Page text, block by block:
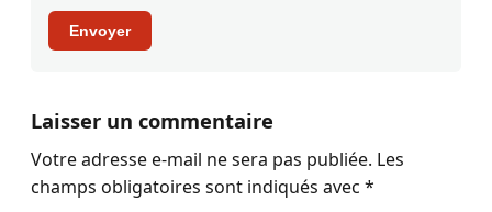
Envoyer
Laisser un commentaire
Votre adresse e-mail ne sera pas publiée. Les
champs obligatoires sont indiqués avec *